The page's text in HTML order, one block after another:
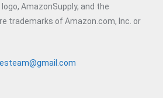
AmazonSupply, and the
trademarks of Amazon.com, Inc. or